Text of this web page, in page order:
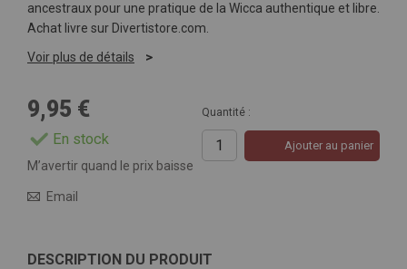
ancestraux pour une pratique de la Wicca authentique et libre.
Achat livre sur Divertistore.com.
Voir plus de détails
9,95 €
En stock
Quantité :
Ajouter au panier
M’avertir quand le prix baisse
Email
DESCRIPTION DU PRODUIT